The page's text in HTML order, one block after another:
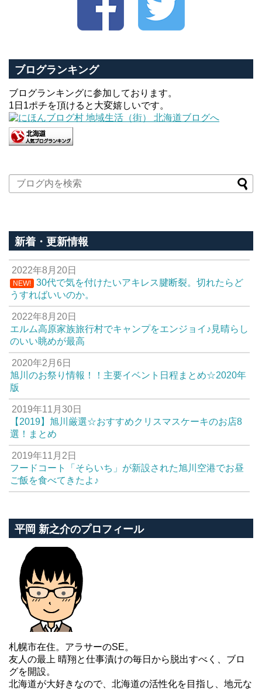
ブログランキング
ブログランキングに参加しております。
1日1ポチを頂けると大変嬉しいです。
新着・更新情報
2022年8月20日
NEW!
30代で気を付けたいアキレス腱断裂。切れたらど
うすればいいのか。
2022年8月20日
エルム高原家族旅行村でキャンプをエンジョイ♪見晴らし
のいい眺めが最高
2020年2月6日
旭川のお祭り情報！！主要イベント日程まとめ☆2020年
版
2019年11月30日
【2019】旭川厳選☆おすすめクリスマスケーキのお店8
選！まとめ
2019年11月2日
フードコート「そらいち」が新設された旭川空港でお昼
ご飯を食べてきたよ♪
平岡 新之介のプロフィール
札幌市在住。アラサーのSE。
友人の最上 晴翔と仕事漬けの毎日から脱出すべく、ブロ
グを開設。
北海道が大好きなので、北海道の活性化を目指し、地元な